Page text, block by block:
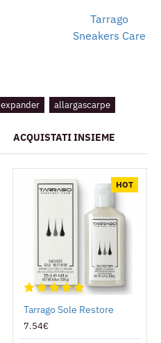
Tarrago
Sneakers Care
expander allargascarpe
ACQUISTATI INSIEME
HOT
Tarrago Sole Restore
7.54€